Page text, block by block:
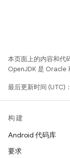
本页面上的内容和代
OpenJDK 是 Oracle
最后更新时间 (UTC)
构建
Android 代码库
要求